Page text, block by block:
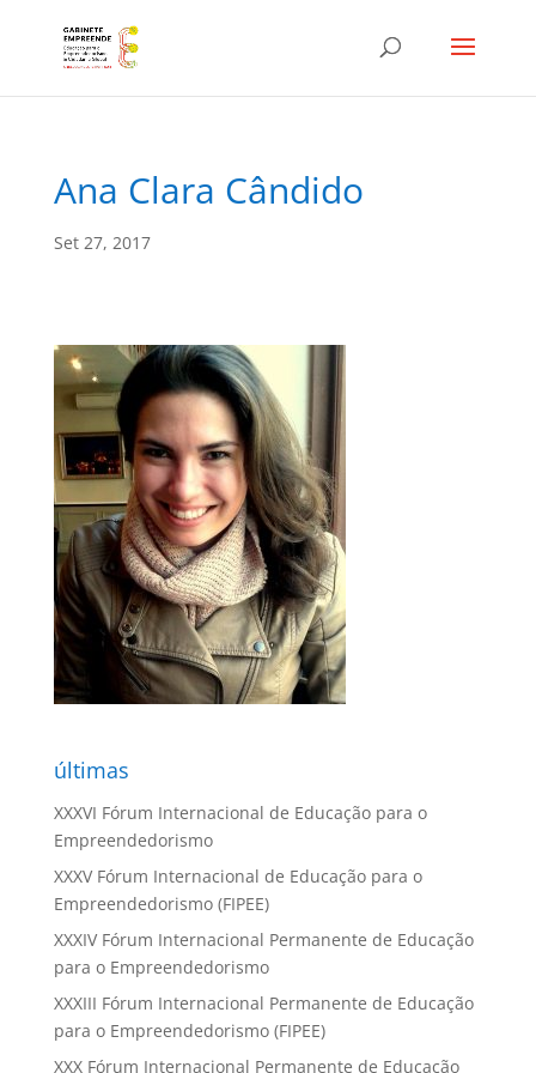
Ana Clara Cândido
Set 27, 2017
últimas
XXXVI Fórum Internacional de Educação para o
Empreendedorismo
XXXV Fórum Internacional de Educação para o
Empreendedorismo (FIPEE)
XXXIV Fórum Internacional Permanente de Educação
para o Empreendedorismo
XXXIII Fórum Internacional Permanente de Educação
para o Empreendedorismo (FIPEE)
XXX Fórum Internacional Permanente de Educação